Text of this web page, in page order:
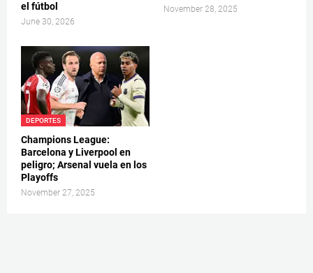
el fútbol
June 30, 2026
November 28, 2025
DEPORTES
Champions League:
Barcelona y Liverpool en
peligro; Arsenal vuela en los
Playoffs
November 27, 2025